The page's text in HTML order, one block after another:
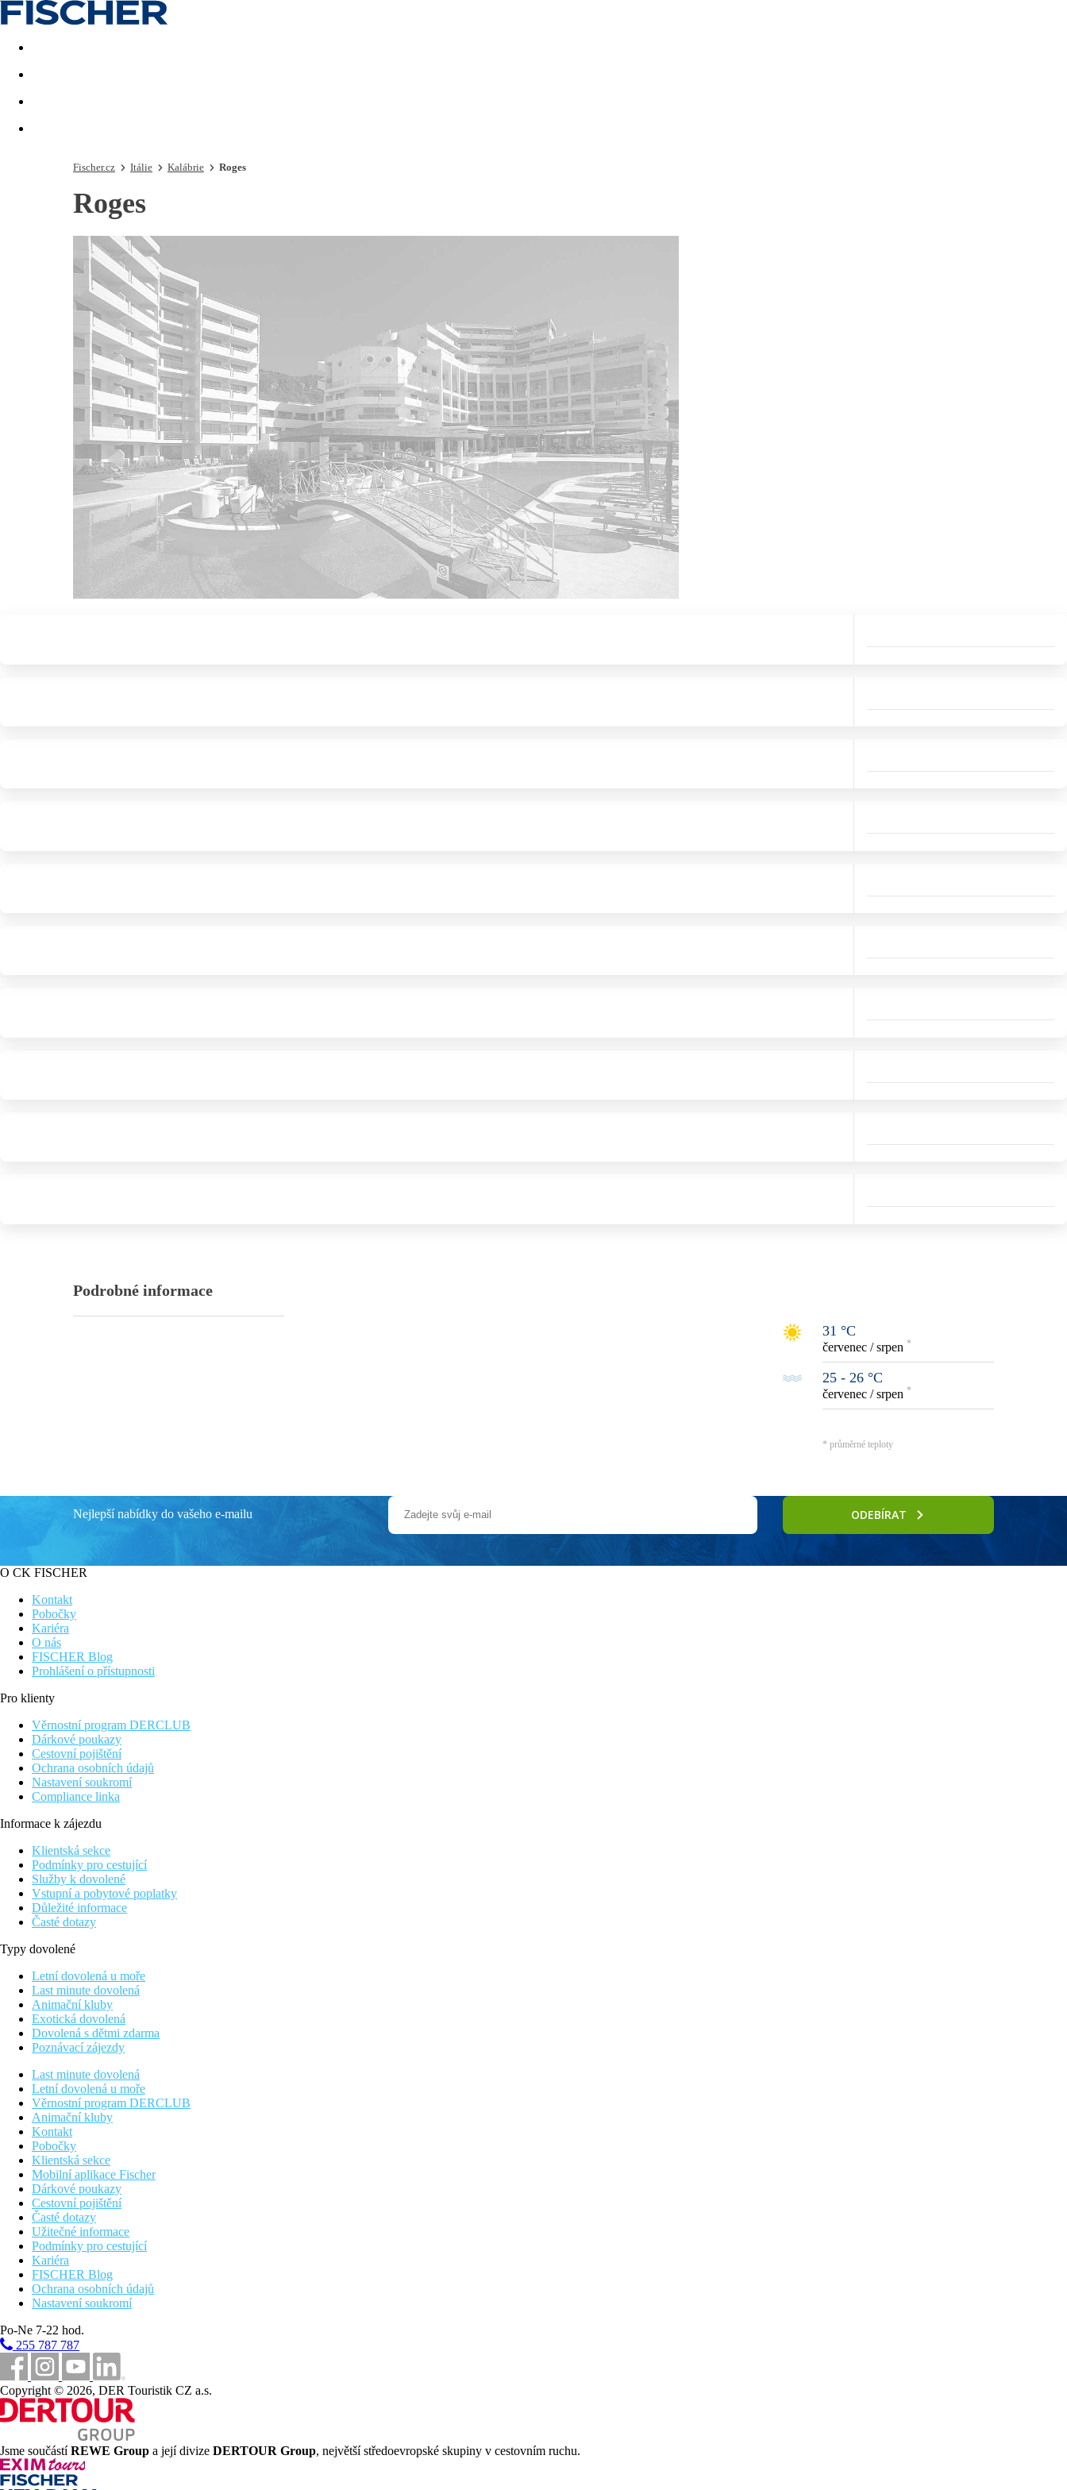
Akční nabídky Last minute
Fischer.cz Itálie Kalábrie Roges
Roges
Podrobné informace
31 °C
červenec / srpen *
25 - 26 °C
červenec / srpen *
* průměrné teploty
Nejlepší nabídky do vašeho e-mailu ODEBÍRAT
O CK FISCHER
Kontakt
Pobočky
Kariéra
O nás
FISCHER Blog
Prohlášení o přístupnosti
Pro klienty
Věrnostní program DERCLUB
Dárkové poukazy
Cestovní pojištění
Ochrana osobních údajů
Nastavení soukromí
Compliance linka
Informace k zájezdu
Klientská sekce
Podmínky pro cestující
Služby k dovolené
Vstupní a pobytové poplatky
Důležité informace
Časté dotazy
Typy dovolené
Letní dovolená u moře
Last minute dovolená
Animační kluby
Exotická dovolená
Dovolená s dětmi zdarma
Poznávací zájezdy
Last minute dovolená
Letní dovolená u moře
Věrnostní program DERCLUB
Animační kluby
Kontakt
Pobočky
Klientská sekce
Mobilní aplikace Fischer
Dárkové poukazy
Cestovní pojištění
Časté dotazy
Užitečné informace
Podmínky pro cestující
Kariéra
FISCHER Blog
Ochrana osobních údajů
Nastavení soukromí
Po-Ne 7-22 hod.
255 787 787
Copyright © 2026, DER Touristik CZ a.s.
Jsme součástíREWE Group a její divize DERTOUR Group, největší středoevropské skupiny v cestovním ruchu.